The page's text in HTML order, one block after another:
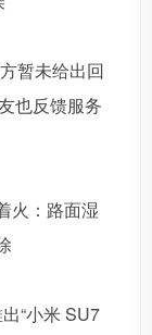
暂未给出回
也反馈服务
火：路面湿
“小米 SU7